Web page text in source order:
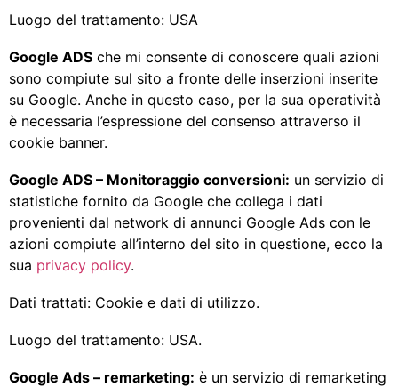
Luogo del trattamento: USA
Google ADS che mi consente di conoscere quali azioni
sono compiute sul sito a fronte delle inserzioni inserite
su Google. Anche in questo caso, per la sua operatività
è necessaria l’espressione del consenso attraverso il
cookie banner.
Google ADS – Monitoraggio conversioni: un servizio di
statistiche fornito da Google che collega i dati
provenienti dal network di annunci Google Ads con le
azioni compiute all’interno del sito in questione, ecco la
sua privacy policy.
Dati trattati: Cookie e dati di utilizzo.
Luogo del trattamento: USA.
Google Ads – remarketing: è un servizio di remarketing